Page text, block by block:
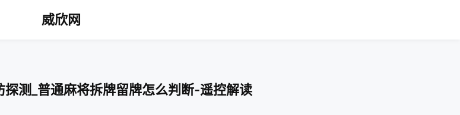
威欣网
测_普通麻将拆牌留牌怎么判断-遥控解读